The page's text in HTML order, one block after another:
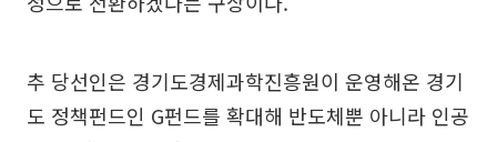
추 당선인은 경기도경제과학진흥원이 운영해온 경기
도 정책펀드인 G펀드를 확대해 반도체뿐 아니라 인공